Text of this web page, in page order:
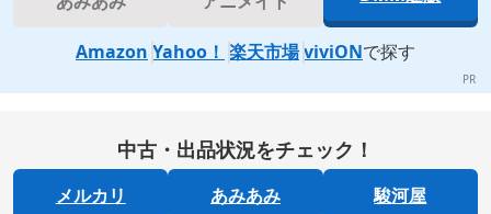
Amazon Yahoo！ 楽天市場 viviONで探す
中古・出品状況をチェック！
メルカリ あみあみ 駿河屋